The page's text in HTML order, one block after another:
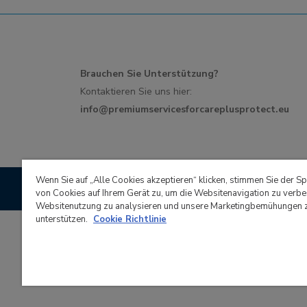
Brauchen Sie Unterstützung?
Kontaktieren Sie uns hier:
info@premiumservicesforcareplusprotect.eu
Recommended and
Candy Hoover Group S.r.l. mit alleinigem
Italien, voll eingezahltes Gesellschaftskapital
Wenn Sie auf „Alle Cookies akzeptieren“ klicken, stimmen Sie der
von Cookies auf Ihrem Gerät zu, um die Websitenavigation zu
Websitenutzung zu analysieren und unsere Marketingbemühungen
unterstützen. Cookie Richtlinie